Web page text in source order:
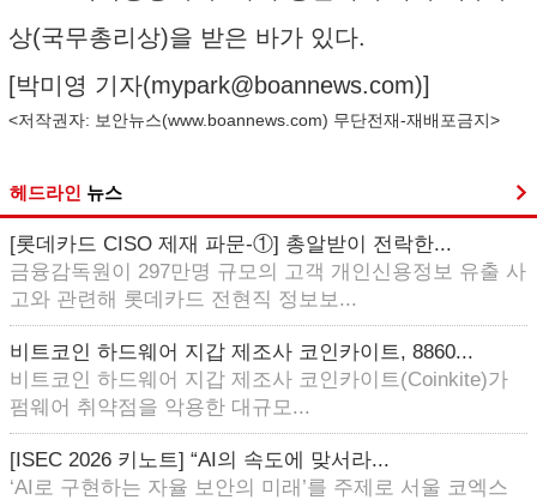
상(국무총리상)을 받은 바가 있다.
[박미영 기자(mypark@boannews.com)]
<저작권자: 보안뉴스(www.boannews.com) 무단전재-재배포금지>
헤드라인 뉴스
[롯데카드 CISO 제재 파문-①] 총알받이 전락한...
금융감독원이 297만명 규모의 고객 개인신용정보 유출 사
고와 관련해 롯데카드 전현직 정보보...
비트코인 하드웨어 지갑 제조사 코인카이트, 8860...
비트코인 하드웨어 지갑 제조사 코인카이트(Coinkite)가
펌웨어 취약점을 악용한 대규모...
[ISEC 2026 키노트] “AI의 속도에 맞서라...
‘AI로 구현하는 자율 보안의 미래’를 주제로 서울 코엑스